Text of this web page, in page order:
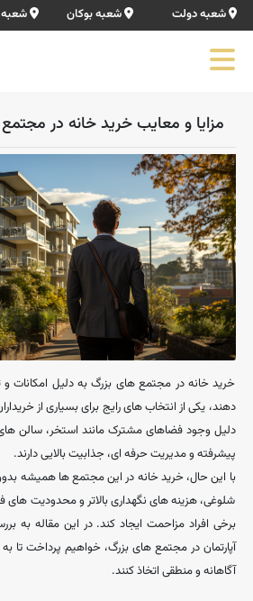
شعبه دولت شعبه بوکان شعبه
مزایا و معایب خرید خانه در
خرید خانه در مجتمع ‌های بزرگ به دلیل امکانات و
‌دهند، یکی از انتخاب‌ های رایج برای بسیاری از
دلیل وجود فضاهای مشترک مانند استخر، سالن
پیشرفته و مدیریت حرفه ‌ای، جذابیت بالایی دارند.
با این حال، خرید خانه در این مجتمع ‌ها همیشه
شلوغی، هزینه ‌های نگهداری بالاتر و محدودیت‌
برخی افراد مزاحمت ایجاد کند. در این مقاله به
آپارتمان در مجتمع ‌های بزرگ، خواهیم پرداخت تا
آگاهانه و منطقی اتخاذ کنند.